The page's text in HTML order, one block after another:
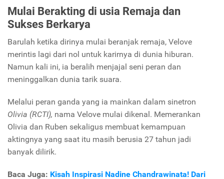
Mulai Berakting di usia Remaja dan
Sukses Berkarya
Barulah ketika dirinya mulai beranjak remaja, Velove
merintis lagi dari nol untuk karirnya di dunia hiburan.
Namun kali ini, ia beralih menjajal seni peran dan
meninggalkan dunia tarik suara.
Melalui peran ganda yang ia mainkan dalam sinetron
Olivia (RCTI), nama Velove mulai dikenal. Memerankan
Olivia dan Ruben sekaligus membuat kemampuan
aktingnya yang saat itu masih berusia 27 tahun jadi
banyak dilirik.
Baca Juga: Kisah Inspirasi Nadine Chandrawinata! Dari